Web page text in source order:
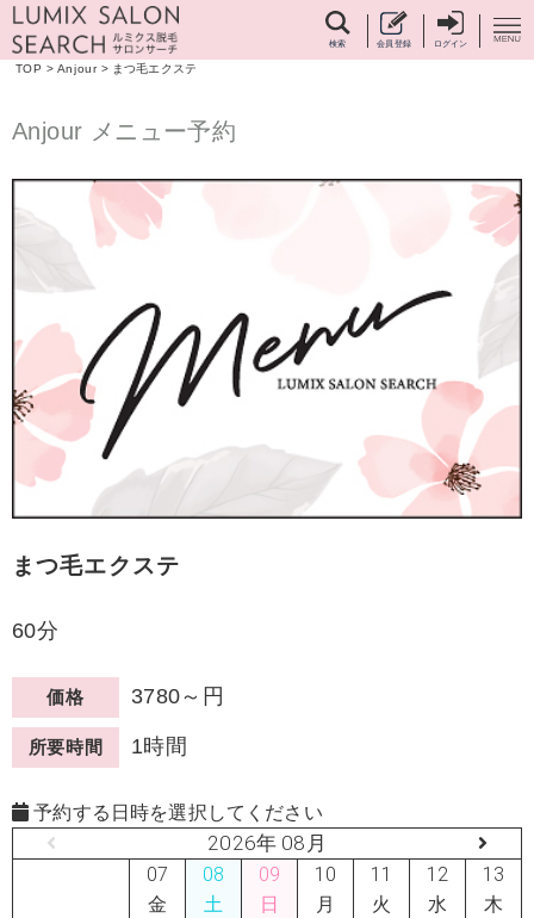
検索 会員登録 ログイン
TOP > Anjour> まつ毛エクステ
Anjour メニュー予約
まつ毛エクステ
60分
価格 3780～円
所要時間 1時間
予約する日時を選択してください
2026年 08月
07
金
08
土
09
日
10
月
11
火
12
水
13
木